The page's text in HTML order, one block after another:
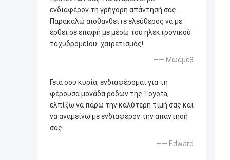
ενδιαφέρον τη γρήγορη απάντησή σας.
Παρακαλώ αισθανθείτε ελεύθερος να με
έρθει σε επαφή με μέσω του ηλεκτρονικού
ταχυδρομείου. χαιρετισμός!
—— Μωάμεθ
Γειά σου κυρία, ενδιαφέρομαι για τη
φέρουσα μονάδα ροδών της Toyota,
ελπίζω να πάρω την καλύτερη τιμή σας και
να αναμείνω με ενδιαφέρον την απάντησή
σας.
—— Edward